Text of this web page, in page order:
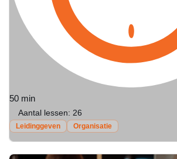
50 min
Aantal lessen: 26
Leidinggeven Organisatie